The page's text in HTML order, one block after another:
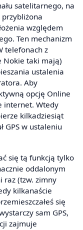
satelitarnego, na
względem
Ten mechanizm
telefonach z
Nokie taki mają)
ustalenia
Aby
opcję Online
internet. Wtedy
kilkadziesiąt
GPS w ustaleniu
się tą funkcją tylko
oddalonym
raz (tzw. zimny
kilkanaście
się
sam GPS,
zajmuje